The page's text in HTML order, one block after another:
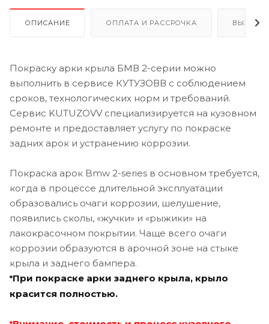
ОПИСАНИЕ ОПЛАТА И РАССРОЧКА ВЫЗОВ
Покраску арки крыла БМВ 2-серии можно
выполнить в сервисе КУТУЗОВВ с соблюдением
сроков, технологических норм и требований.
Сервис KUTUZOVV специализируется на кузовном
ремонте и предоставляет услугу по покраске
задних арок и устранению коррозии.
Покраска арок Bmw 2-series в основном требуется,
когда в процессе длительной эксплуатации
образовались очаги коррозии, шелушение,
появились сколы, «жучки» и «рыжики» на
лакокрасочном покрытии. Чаще всего очаги
коррозии образуются в арочной зоне на стыке
крыла и заднего бампера.
*При покраске арки заднего крыла, крыло
красится полностью.